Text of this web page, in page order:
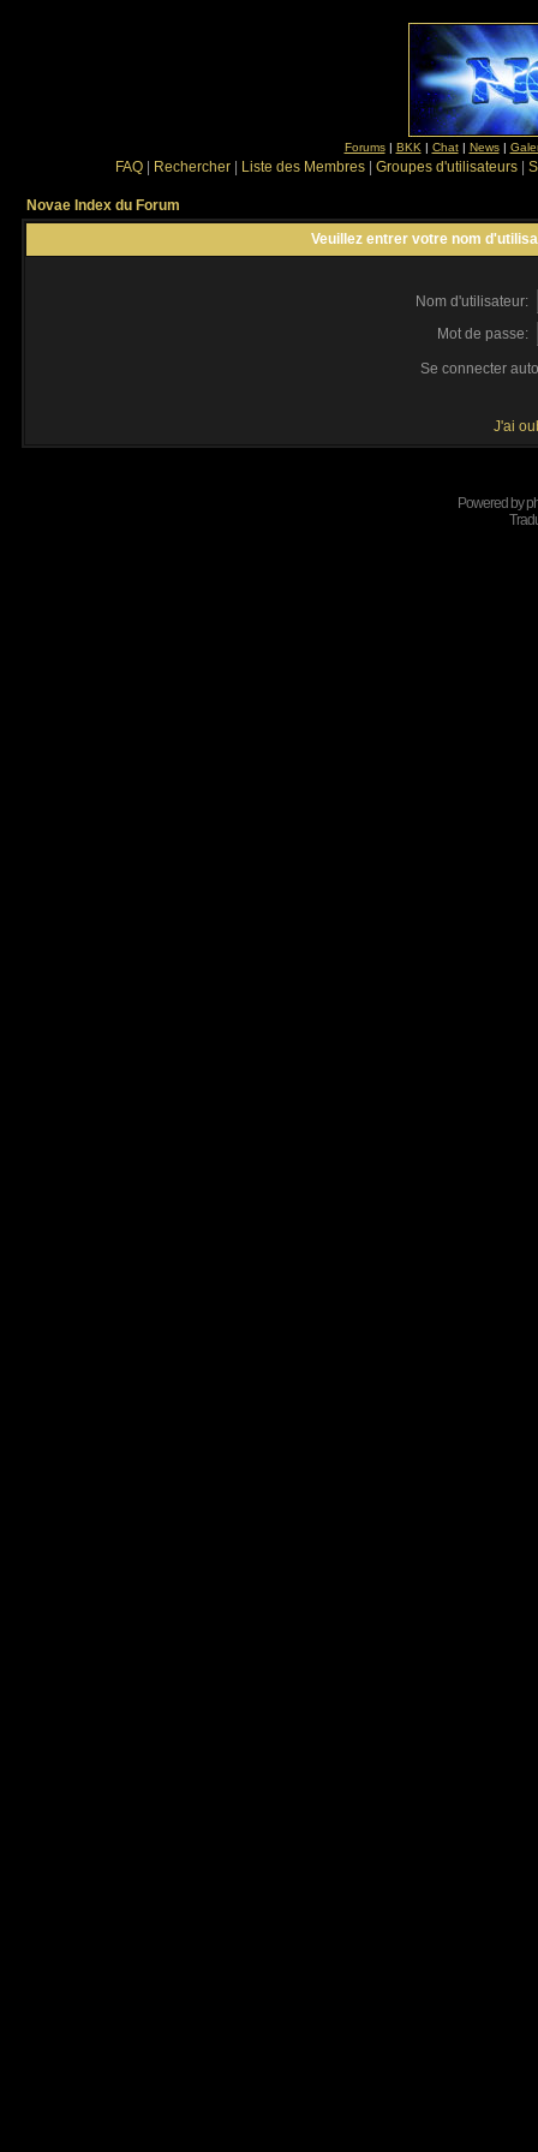
Forums| BKK | Chat| News|
FAQ Rechercher Liste des Membres Groupes d'utilisateurs
Novae Index du Forum
Veuillez entrer votre nom
Nom d'utilisateur:
Mot de passe:
Se connecter
J'ai
Powered by